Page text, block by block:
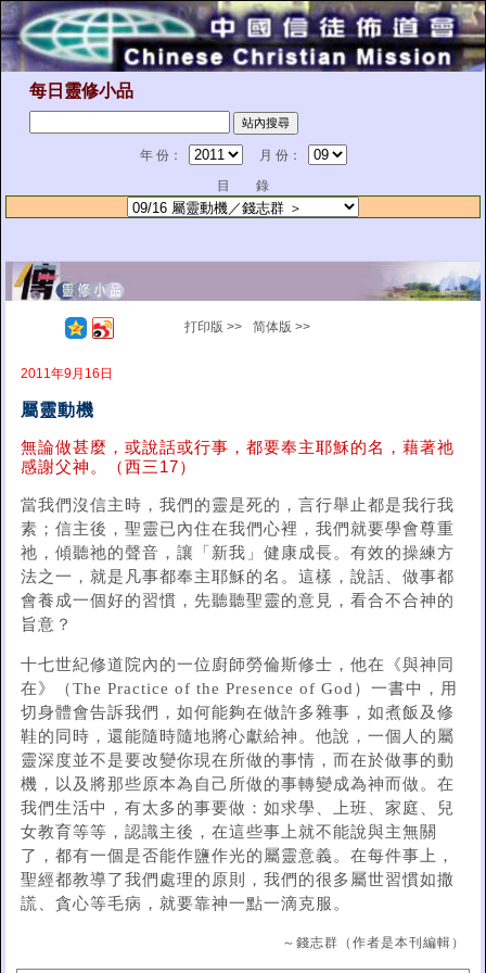
每日靈修小品
年 份：
月 份：
目 錄
打印版 >> 简体版 >>
2011年9月16日
屬靈動機
無論做甚麼，或說話或行事，都要奉主耶穌的名，藉著祂
感謝父神。（西三17）
當我們沒信主時，我們的靈是死的，言行舉止都是我行我
素；信主後，聖靈已內住在我們心裡，我們就要學會尊重
祂，傾聽祂的聲音，讓「新我」健康成長。有效的操練方
法之一，就是凡事都奉主耶穌的名。這樣，說話、做事都
會養成一個好的習慣，先聽聽聖靈的意見，看合不合神的
旨意？
十七世紀修道院內的一位廚師勞倫斯修士，他在《與神同
在》（The Practice of the Presence of God）一書中，用
切身體會告訴我們，如何能夠在做許多雜事，如煮飯及修
鞋的同時，還能隨時隨地將心獻給神。他說，一個人的屬
靈深度並不是要改變你現在所做的事情，而在於做事的動
機，以及將那些原本為自己所做的事轉變成為神而做。在
我們生活中，有太多的事要做：如求學、上班、家庭、兒
女教育等等，認識主後，在這些事上就不能說與主無關
了，都有一個是否能作鹽作光的屬靈意義。在每件事上，
聖經都教導了我們處理的原則，我們的很多屬世習慣如撒
謊、貪心等毛病，就要靠神一點一滴克服。
～錢志群（作者是本刊編輯）